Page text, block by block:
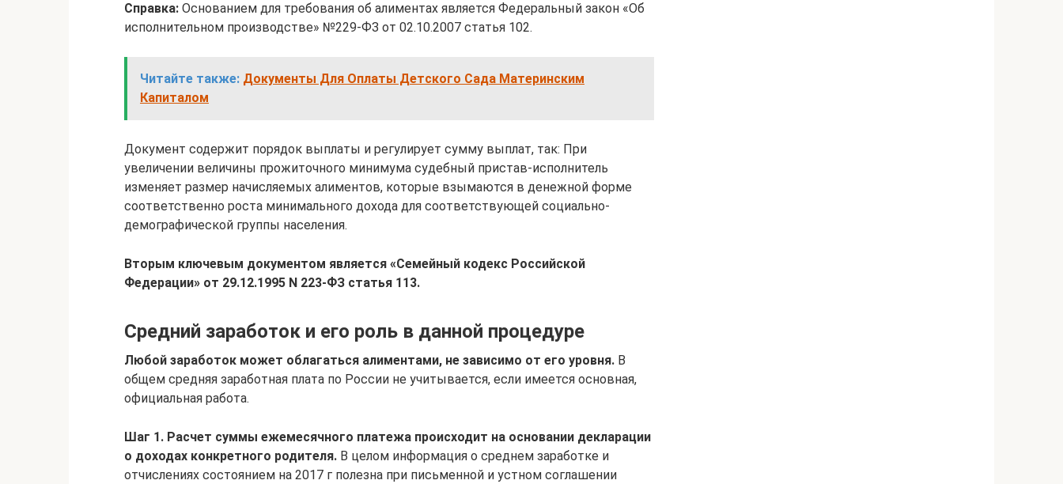
Справка: Основанием для требования об алиментах является Федеральный закон «Об
исполнительном производстве» №229-ФЗ от 02.10.2007 статья 102.
Читайте также: Документы Для Оплаты Детского Сада Материнским
Капиталом
Документ содержит порядок выплаты и регулирует сумму выплат, так: При
увеличении величины прожиточного минимума судебный пристав-исполнитель
изменяет размер начисляемых алиментов, которые взымаются в денежной форме
соответственно роста минимального дохода для соответствующей социально-
демографической группы населения.
Вторым ключевым документом является «Семейный кодекс Российской
Федерации» от 29.12.1995 N 223-ФЗ статья 113.
Средний заработок и его роль в данной процедуре
Любой заработок может облагаться алиментами, не зависимо от его уровня. В
общем средняя заработная плата по России не учитывается, если имеется основная,
официальная работа.
Шаг 1. Расчет суммы ежемесячного платежа происходит на основании декларации
о доходах конкретного родителя. В целом информация о среднем заработке и
отчислениях состоянием на 2017 г полезна при письменной и устном соглашении